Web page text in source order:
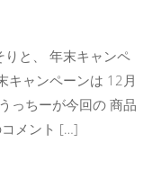
と、 年末キャンペ
キャンペーンは 12月
っちーが今回の 商品
メント […]